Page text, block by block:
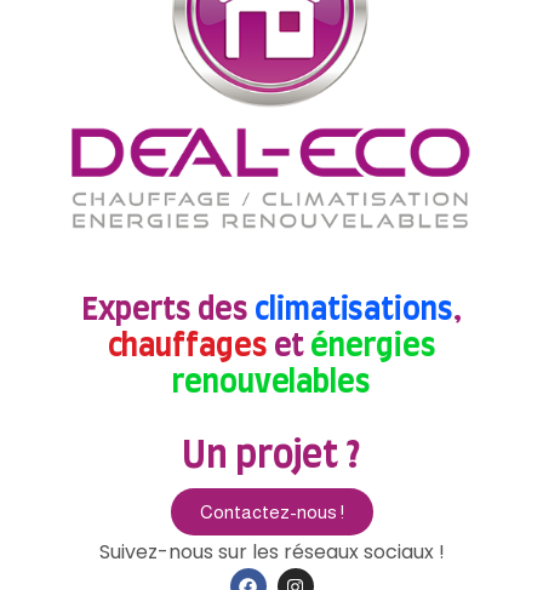
Experts des climatisations,
chauffages et énergies
renouvelables
Un projet ?
Contactez-nous !
Suivez-nous sur les réseaux sociaux !